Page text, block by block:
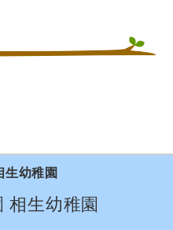
生幼稚園
相生幼稚園